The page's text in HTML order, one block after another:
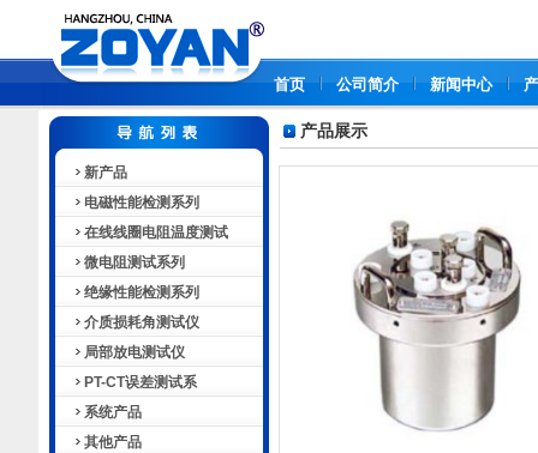
首页 公司简介 新闻中心
新产品
电磁性能检测系列
在线线圈电阻温度测试
微电阻测试系列
绝缘性能检测系列
介质损耗角测试仪
局部放电测试仪
PT-CT误差测试系
系统产品
其他产品
产品展示